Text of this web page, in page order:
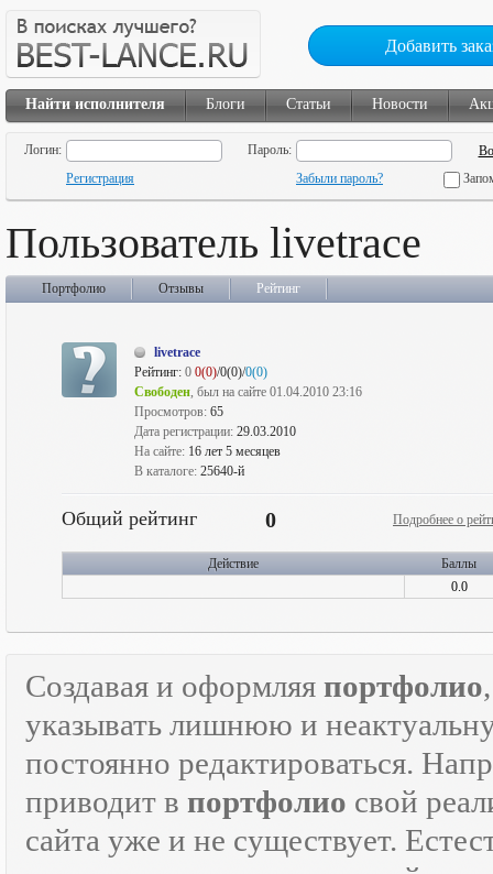
Добавить
Найти исполнителя Блоги Статьи Новости
Логин:
Пароль:
Регистрация
Забыли пароль?
Пользователь livetrace
Портфолио Отзывы Рейтинг
livetrace
Рейтинг: 0 0(0)/0(0)/0(0)
Свободен, был на сайте 01.04.2010 23:16
Просмотров: 65
Дата регистрации: 29.03.2010
На сайте: 16 лет 5 месяцев
В каталоге: 25640-й
Общий рейтинг 0 Подробнее о
Действие
Баллы
0.0
Создавая и оформляя портфолио
указывать лишнюю и
постоянно редактироваться.
приводит в портфолио свой
сайта уже и не существует.